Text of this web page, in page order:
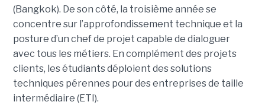
(Bangkok). De son côté, la troisième année se
concentre sur l’approfondissement technique et la
posture d’un chef de projet capable de dialoguer
avec tous les métiers. En complément des projets
clients, les étudiants déploient des solutions
techniques pérennes pour des entreprises de taille
intermédiaire (ETI).